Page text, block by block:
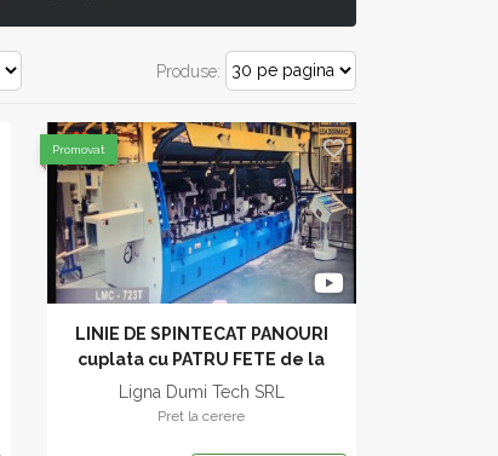
Produse:
LINIE DE SPINTECAT PANOURI
cuplata cu PATRU FETE de la
LEADERMAC
Ligna Dumi Tech SRL
Pret la cerere
Promovat